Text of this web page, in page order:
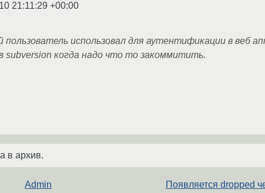
21:11:29 +00:00
использовал для аутентификации в веб
subversion когда надо что то закоммитить.
в архив.
Admin Появляется dropped